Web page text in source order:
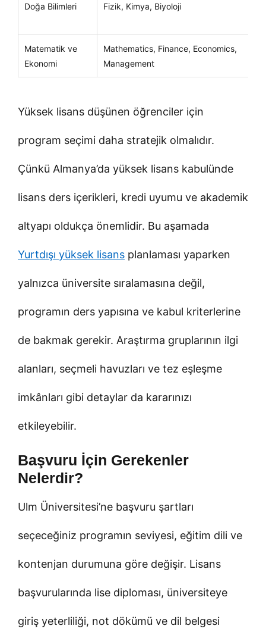
Doğa Bilimleri Fizik, Kimya, Biyoloji
Matematik ve
Ekonomi
Mathematics, Finance, Economics,
Management
Yüksek lisans düşünen öğrenciler için
program seçimi daha stratejik olmalıdır.
Çünkü Almanya’da yüksek lisans kabulünde
lisans ders içerikleri, kredi uyumu ve akademik
altyapı oldukça önemlidir. Bu aşamada
Yurtdışı yüksek lisans planlaması yaparken
yalnızca üniversite sıralamasına değil,
programın ders yapısına ve kabul kriterlerine
de bakmak gerekir. Araştırma gruplarının ilgi
alanları, seçmeli havuzları ve tez eşleşme
imkânları gibi detaylar da kararınızı
etkileyebilir.
Başvuru İçin Gerekenler
Nelerdir?
Ulm Üniversitesi’ne başvuru şartları
seçeceğiniz programın seviyesi, eğitim dili ve
kontenjan durumuna göre değişir. Lisans
başvurularında lise diploması, üniversiteye
giriş yeterliliği, not dökümü ve dil belgesi